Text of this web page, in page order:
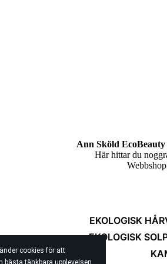
cookies för att
bästa tänkbara upplevelsen
Ann Sköld EcoBeauty
Här hittar du
EKOLOGISK
EKOLOGISK